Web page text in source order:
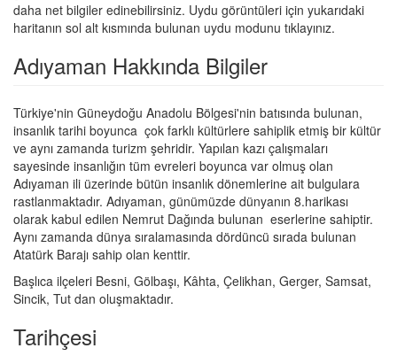
daha net bilgiler edinebilirsiniz. Uydu görüntüleri için yukarıdaki
haritanın sol alt kısmında bulunan uydu modunu tıklayınız.
Adıyaman Hakkında Bilgiler
Türkiye'nin Güneydoğu Anadolu Bölgesi'nin batısında bulunan,
insanlık tarihi boyunca çok farklı kültürlere sahiplik etmiş bir kültür
ve aynı zamanda turizm şehridir. Yapılan kazı çalışmaları
sayesinde insanlığın tüm evreleri boyunca var olmuş olan
Adıyaman ili üzerinde bütün insanlık dönemlerine ait bulgulara
rastlanmaktadır. Adıyaman, günümüzde dünyanın 8.harikası
olarak kabul edilen Nemrut Dağında bulunan eserlerine sahiptir.
Aynı zamanda dünya sıralamasında dördüncü sırada bulunan
Atatürk Barajı sahip olan kenttir.
Başlıca ilçeleri Besni, Gölbaşı, Kâhta, Çelikhan, Gerger, Samsat,
Sincik, Tut dan oluşmaktadır.
Tarihçesi